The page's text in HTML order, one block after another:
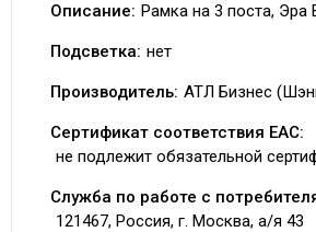
Описание: Рамка на 3 поста, Эра
Подсветка: нет
Производитель: АТЛ Бизнес
Сертификат соответствия EAC:
не подлежит обязательной
Служба по работе с
121467, Россия, г. Москва, а/я 43